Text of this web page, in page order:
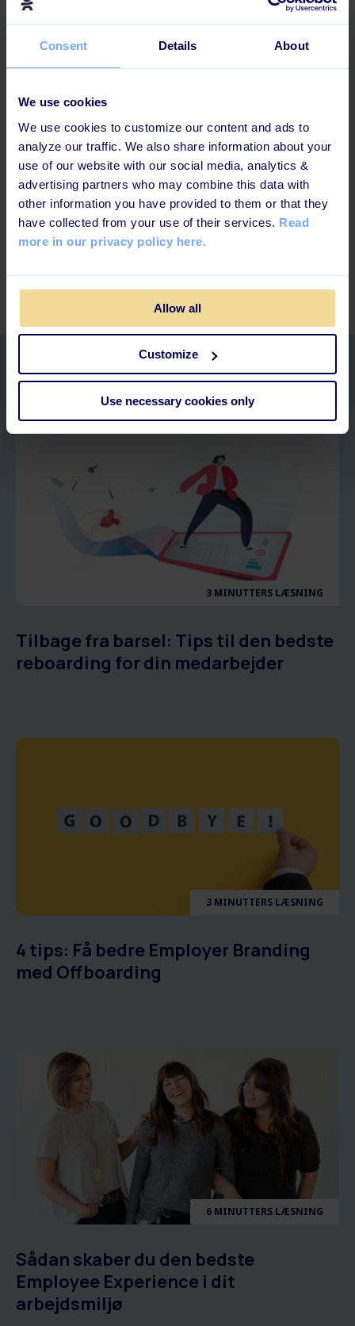
Consent Details About
We use cookies
We use cookies to customize our content and ads to
analyze our traffic. We also share information about your
use of our website with our social media, analytics &
advertising partners who may combine this data with
other information you have provided to them or that they
have collected from your use of their services. Read
more in our privacy policy here.
Allow all
Customize
Use necessary cookies only
komme i anden række. Jeg tror fremtiden tilhører de
stakeholder-analyse på hovedet og starte med
medarbejderne.
Jeg er fortaler for at arbejde seriøst med
medarbejdernes afgørende kompetencer. Der findes
intet bedre sted at drive ambitiøs
kompetenceudvikling end Danmark! Og hvis du gør dit
forarbejde rigtigt, får du ikke alene dygtigere
medarbejdere – du får også gladere kunder og en sund
forretning. Og så bliver alle dine stakeholders glade.
Det er det, vi arbejder med i Learningbank!
Stine Schulz, CEO & founder,Learningbank
Relaterede artikler
3 MINUTTERS LÆSNING
Tilbage fra barsel: Tips til den bedste
reboarding for din medarbejder
3 MINUTTERS LÆSNING
4 tips: Få bedre Employer Branding
med Offboarding
6 MINUTTERS LÆSNING
Sådan skaber du den bedste
Employee Experience i dit
arbejdsmiljø